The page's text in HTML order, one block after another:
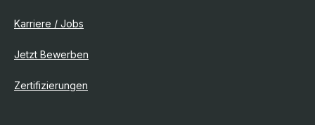
Karriere / Jobs
Jetzt Bewerben
Zertifizierungen